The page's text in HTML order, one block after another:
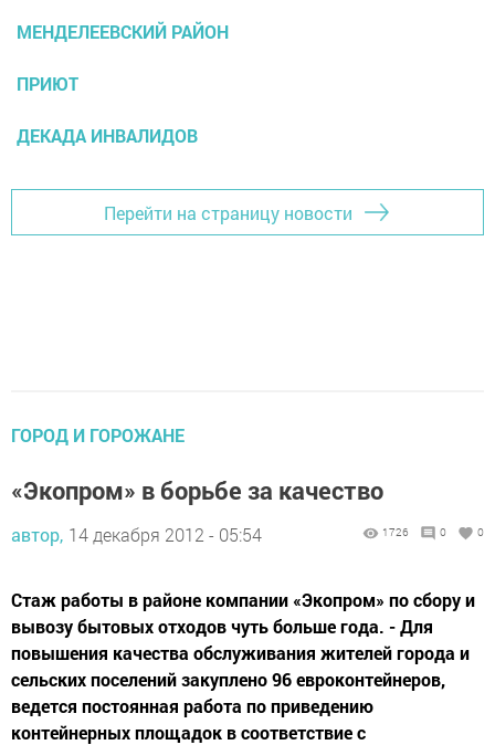
МЕНДЕЛЕЕВСКИЙ РАЙОН
ПРИЮТ
ДЕКАДА ИНВАЛИДОВ
Перейти на страницу новости
ГОРОД И ГОРОЖАНЕ
«Экопром» в борьбе за качество
автор, 14 декабря 2012 - 05:54 1726 0 0
Стаж работы в районе компании «Экопром» по сбору и
вывозу бытовых отходов чуть больше года. - Для
повышения качества обслуживания жителей города и
сельских поселений закуплено 96 евроконтейнеров,
ведется постоянная работа по приведению
контейнерных площадок в соответствие с